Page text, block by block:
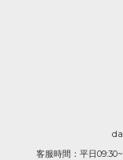
客服時間：平日